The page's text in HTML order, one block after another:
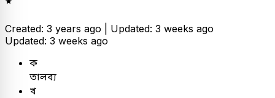
Created: 3 years ago | Updated: 3 weeks ago
Updated: 3 weeks ago
ক
তালব্য
খ